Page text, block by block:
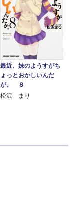
最近、妹のようすがち
ょっとおかしいんだ
が。 ８
松沢 まり